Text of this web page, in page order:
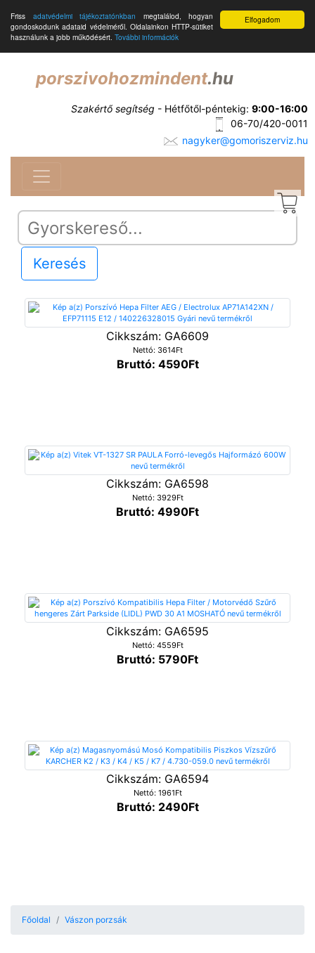
Elfogadom
Friss adatvédelmi tájékoztatónkban megtalálod, hogyan
gondoskodunk adataid védelméről. Oldalainkon HTTP-sütiket
használunk a jobb működésért. További információk
porszivohozmindent.hu
Szakértő segítség - Hétfőtől-péntekig: 9:00-16:00
06-70/420-0011
nagyker@gomoriszerviz.hu
Keresés
Cikkszám: GA6609
Nettó: 3614Ft
Bruttó: 4590Ft
Cikkszám: GA6598
Nettó: 3929Ft
Bruttó: 4990Ft
Cikkszám: GA6595
Nettó: 4559Ft
Bruttó: 5790Ft
Cikkszám: GA6594
Nettó: 1961Ft
Bruttó: 2490Ft
Főoldal Vászon porzsák